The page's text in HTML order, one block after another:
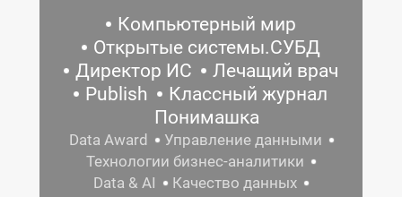
Компьютерный мир
Открытые системы.СУБД
Директор ИС
Лечащий врач
Publish
Классный журнал
Понимашка
Data Award
Управление данными
Технологии бизнес-аналитики
Data & AI
Качество данных